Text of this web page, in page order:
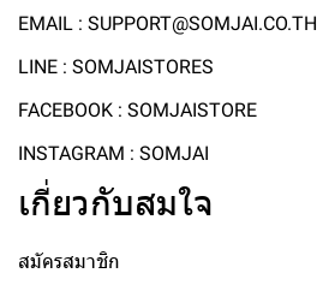
EMAIL : SUPPORT@SOMJAI.CO.TH
LINE : SOMJAISTORES
FACEBOOK : SOMJAISTORE
INSTAGRAM : SOMJAI
เกี่ยวกับสมใจ
สมัครสมาชิก